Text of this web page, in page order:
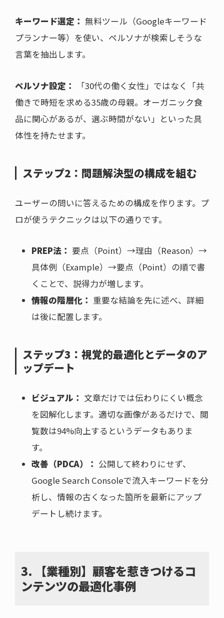
キーワード選定： 無料ツール（Googleキーワード
プランナー等）を使い、ペルソナが検索しそうな
言葉を抽出します。
ペルソナ設定：
「30代の働く女性」ではなく「共
働きで時短を求める35歳の母親。オーガニック食
品に関心があるが、選ぶ時間がない」といった具
体性を持たせます。
ステップ2：問題解決型の構成を組む
ユーザーの問いに答えるための構成を作ります。プ
ロが使うテクニックは以下の通りです。
PREP法： 要点（Point）→理由（Reason）→
具体例（Example）→要点（Point）の順で書
くことで、説得力が増します。
情報の階層化： 重要な結論を先に述べ、詳細
は後に配置します。
ステップ3：視覚的最適化とデータのア
ップデート
ビジュアル： 文章だけでは伝わりにくい概念
を図解化します。適切な画像があるだけで、閲
覧数は94%向上するというデータもありま
す。
改善（PDCA）： 公開して終わりにせず、
Google Search Consoleで流入キーワードを分
析し、情報の古くなった箇所を最新にアップ
デートし続けます。
3. 【業種別】顧客を惹きつけるコ
ンテンツの最適化事例